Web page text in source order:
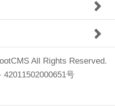
All Rights Reserved.
42011502000651号